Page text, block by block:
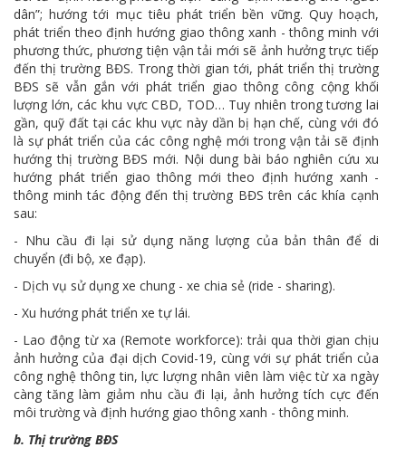
dân”; hướng tới mục tiêu phát triển bền vững. Quy hoạch,
phát triển theo định hướng giao thông xanh - thông minh với
phương thức, phương tiện vận tải mới sẽ ảnh hưởng trực tiếp
đến thị trường BĐS. Trong thời gian tới, phát triển thị trường
BĐS sẽ vẫn gắn với phát triển giao thông công cộng khối
lượng lớn, các khu vực CBD, TOD… Tuy nhiên trong tương lai
gần, quỹ đất tại các khu vực này dần bị hạn chế, cùng với đó
là sự phát triển của các công nghệ mới trong vận tải sẽ định
hướng thị trường BĐS mới. Nội dung bài báo nghiên cứu xu
hướng phát triển giao thông mới theo định hướng xanh -
thông minh tác động đến thị trường BĐS trên các khía cạnh
sau:
- Nhu cầu đi lại sử dụng năng lượng của bản thân để di
chuyển (đi bộ, xe đạp).
- Dịch vụ sử dụng xe chung - xe chia sẻ (ride - sharing).
- Xu hướng phát triển xe tự lái.
- Lao động từ xa (Remote workforce): trải qua thời gian chịu
ảnh hưởng của đại dịch Covid-19, cùng với sự phát triển của
công nghệ thông tin, lực lượng nhân viên làm việc từ xa ngày
càng tăng làm giảm nhu cầu đi lại, ảnh hưởng tích cực đến
môi trường và định hướng giao thông xanh - thông minh.
b. Thị trường BĐS